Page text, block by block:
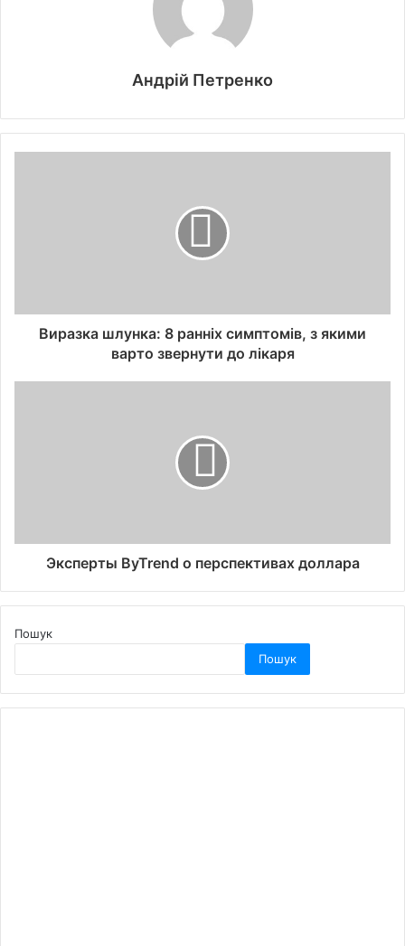
Андрій Петренко
Виразка шлунка: 8 ранніх симптомів, з якими
варто звернути до лікаря
Эксперты ByTrend о перспективах доллара
Пошук
Пошук